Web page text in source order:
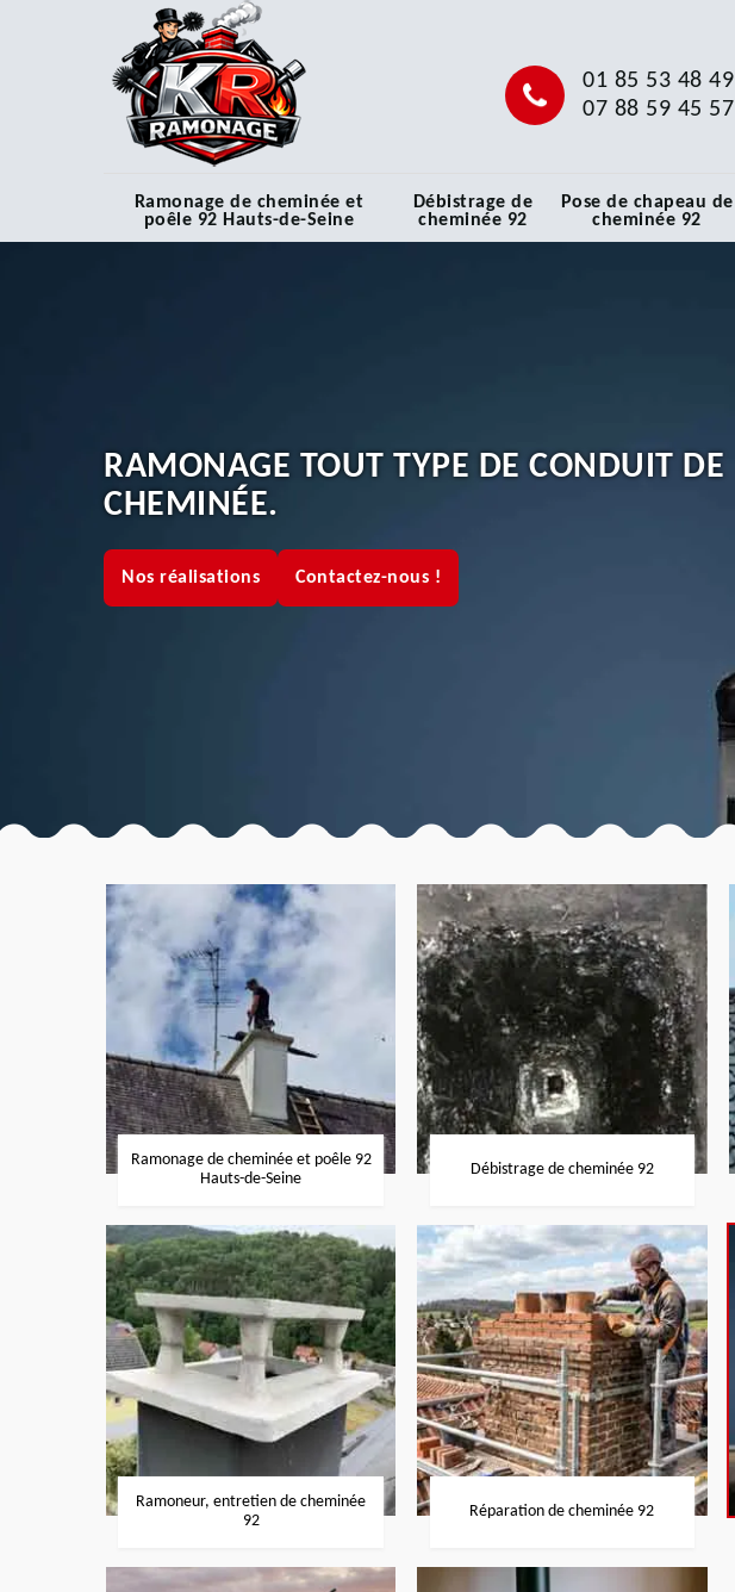
01 85 53 48 49
07 88 59 45 57
Ramonage de cheminée et
poêle 92 Hauts-de-Seine
Débistrage de
cheminée 92
Pose de chapeau de
cheminée 92
RAMONAGE TOUT TYPE DE CONDUIT DE
CHEMINÉE.
Nos réalisations Contactez-nous !
Ramonage de cheminée et poêle 92
Hauts-de-Seine
Débistrage de cheminée 92
Ramoneur, entretien de cheminée
92
Réparation de cheminée 92